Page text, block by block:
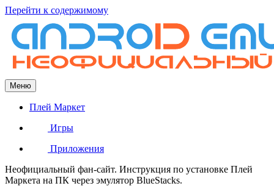
Перейти к содержимому
Меню
Плей Маркет
Игры
Приложения
Неофициальный фан-сайт. Инструкция по установке Плей
Маркета на ПК через эмулятор BlueStacks.